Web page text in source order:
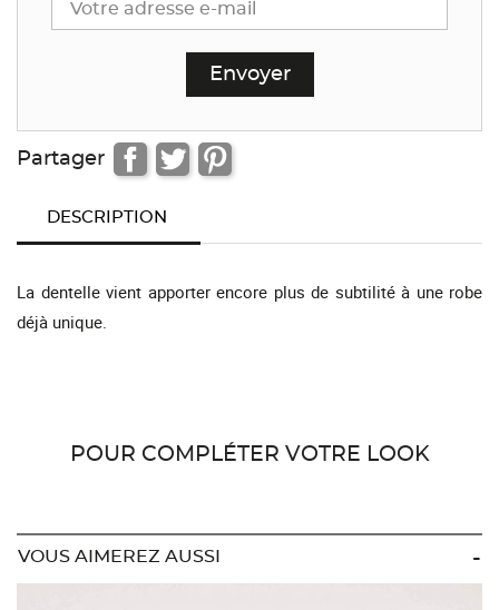
Partager
DESCRIPTION
La dentelle vient apporter encore plus de subtilité à une robe
déjà unique.
POUR COMPLÉTER VOTRE LOOK
VOUS AIMEREZ AUSSI